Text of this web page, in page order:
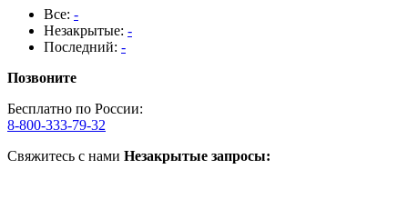
Все: -
Незакрытые: -
Последний: -
Позвоните
Бесплатно по России:
8-800-333-79-32
Свяжитесь с нами Незакрытые запросы: